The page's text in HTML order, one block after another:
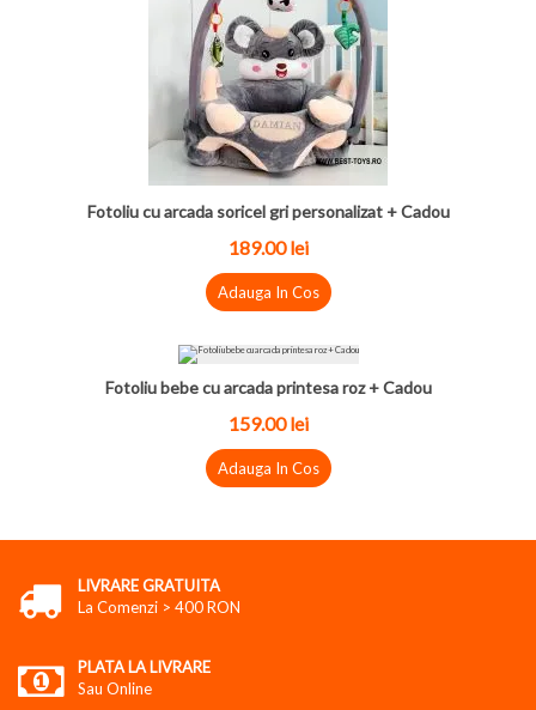
Fotoliu cu arcada soricel gri personalizat + Cadou
189.00 lei
Adauga In Cos
Fotoliu bebe cu arcada printesa roz + Cadou
159.00 lei
Adauga In Cos
LIVRARE GRATUITA
La Comenzi > 400 RON
PLATA LA LIVRARE
Sau Online